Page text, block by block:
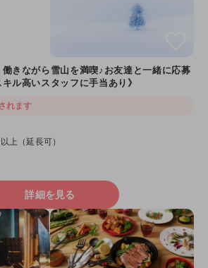
きながら雪山を満喫♪お友達と一緒に応募
ル高いスタッフに手当あり》
れます
上（延長可）
詳細を見る